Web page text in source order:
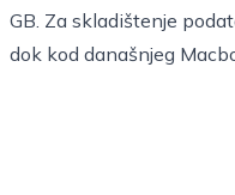
GB. Za skladištenje
dok kod današnjeg